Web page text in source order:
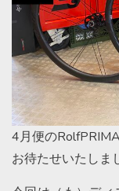
4月便の
お待たせいたしま